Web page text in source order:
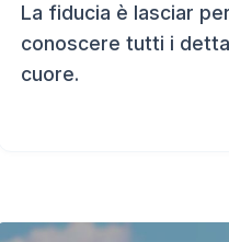
La fiducia è lasciar
conoscere tutti i
cuore.